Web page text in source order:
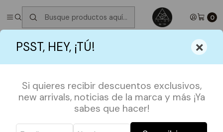
PSST, HEY, ¡TÚ! ×
Si quieres recibir descuentos exclusivos,
new arrivals, noticias de la marca y más ¡Ya
sabes que hacer!
0
✮ ⋆ ˚｡𖦹 ⋆｡°✩Próximos Despachos jueves 6 de Agosto
°✩
SHOP BY FANDOMS
Polerón Loki Cat Marvel